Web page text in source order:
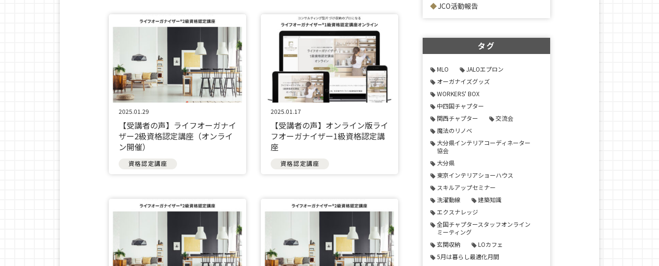
2025.01.29
【受講者の声】ライフオーガナイ
ザー2級資格認定講座（オンライ
ン開催）
資格認定講座
2025.01.17
【受講者の声】オンライン版ライ
フオーガナイザー1級資格認定講
座
資格認定講座
JCO活動報告
タグ
MLO
JALOエプロン
オーガナイズグッズ
WORKERS' BOX
中四国チャプター
関西チャプター
交流会
魔法のリノベ
大分県インテリアコーディネーター
協会
大分県
東京インテリアショーハウス
スキルアップセミナー
洗濯動線
建築知識
エクスナレッジ
全国チャプタースタッフオンライン
ミーティング
玄関収納
LOカフェ
5月は暮らし最適化月間